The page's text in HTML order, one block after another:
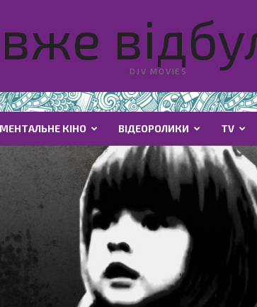
DJV MOVIES
КІНО ВІДЕОРОЛИКИ TV